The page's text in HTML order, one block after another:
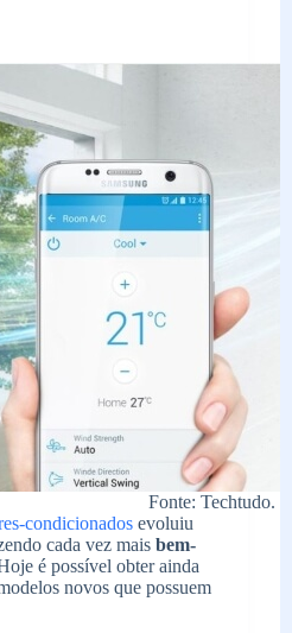
Fonte: Techtudo.
condicionados evoluiu
cada vez mais bem-
é possível obter ainda
novos que possuem